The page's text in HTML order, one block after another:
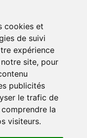
cookies et
de suivi
expérience
site, pour
publicités
le trafic de
la
visiteurs.